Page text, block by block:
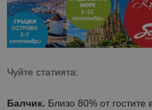
Чуйте статията:
Балчик. Близо 80% от